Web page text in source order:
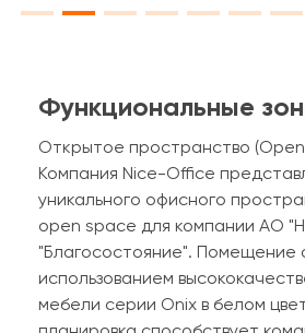
Функциональные
Открытое пространство
Компания Nice-Office
уникального офисного
open space для компании АО
"Благосостояние". Помещение
использованием
мебели серии Onix в белом